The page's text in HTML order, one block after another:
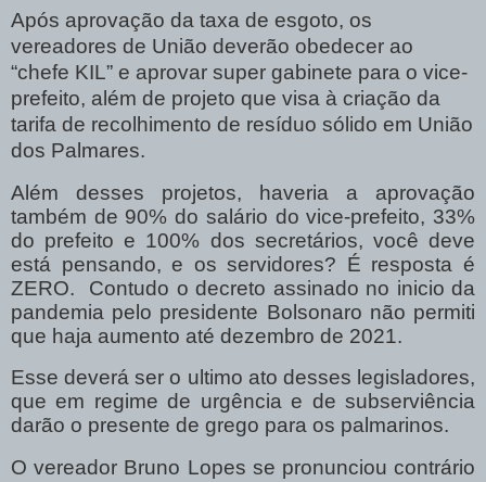
Após aprovação da taxa de esgoto, os
vereadores de União deverão obedecer ao
“chefe KIL” e aprovar super gabinete para o vice-
prefeito, além de projeto que visa à criação da
tarifa de recolhimento de resíduo sólido em União
dos Palmares.
Além desses projetos, haveria a aprovação
também de 90% do salário do vice-prefeito, 33%
do prefeito e 100% dos secretários, você deve
está pensando, e os servidores? É resposta é
ZERO.
Contudo o decreto assinado no inicio da
pandemia pelo presidente Bolsonaro não permiti
que haja aumento até dezembro de 2021.
Esse deverá ser o ultimo ato desses legisladores,
que em regime de urgência e de subserviência
darão o presente de grego para os palmarinos.
O vereador Bruno Lopes se pronunciou contrário